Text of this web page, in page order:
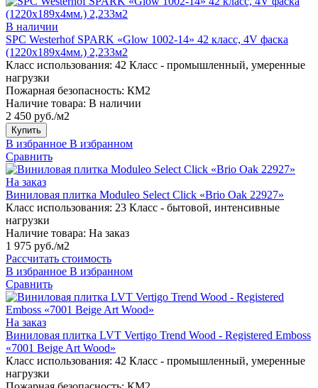
В наличии
SPC Westerhof SPARK «Glow 1002-14» 42 класс, 4V фаска
(1220х189х4мм.) 2,233м2
Класс использования: 42 Класс - промышленный, умеренные
нагрузки
Пожарная безопасность: КМ2
Наличие товара: В наличии
2 450 руб./м2
Купить
В избранное В избранном
Сравнить
На заказ
Виниловая плитка Moduleo Select Click «Brio Oak 22927»
Класс использования: 23 Класс - бытовой, интенсивные
нагрузки
Наличие товара: На заказ
1 975 руб./м2
Рассчитать стоимость
В избранное В избранном
Сравнить
На заказ
Виниловая плитка LVT Vertigo Trend Wood - Registered Emboss
«7001 Beige Art Wood»
Класс использования: 42 Класс - промышленный, умеренные
нагрузки